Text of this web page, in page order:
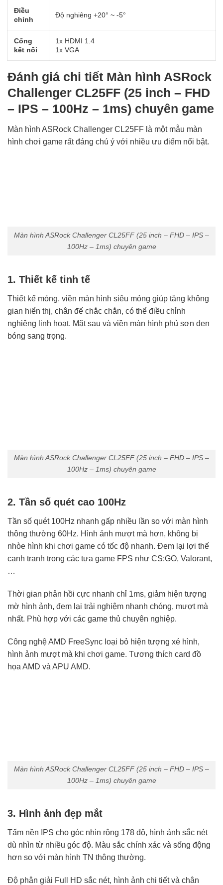
Điều
chỉnh
Độ nghiêng +20° ~ -5°
Cổng
kết nối
1x HDMI 1.4
1x VGA
Đánh giá chi tiết Màn hình ASRock
Challenger CL25FF (25 inch – FHD
– IPS – 100Hz – 1ms) chuyên game
Màn hình ASRock Challenger CL25FF là một mẫu màn
hình chơi game rất đáng chú ý với nhiều ưu điểm nổi bật.
Màn hình ASRock Challenger CL25FF (25 inch – FHD – IPS –
100Hz – 1ms) chuyên game
1. Thiết kế tinh tế
Thiết kế mỏng, viền màn hình siêu mỏng giúp tăng không
gian hiển thị, chân đế chắc chắn, có thể điều chỉnh
nghiêng linh hoạt. Mặt sau và viền màn hình phủ sơn đen
bóng sang trọng.
Màn hình ASRock Challenger CL25FF (25 inch – FHD – IPS –
100Hz – 1ms) chuyên game
2. Tần số quét cao 100Hz
Tần số quét 100Hz nhanh gấp nhiều lần so với màn hình
thông thường 60Hz. Hình ảnh mượt mà hơn, không bị
nhòe hình khi chơi game có tốc độ nhanh. Đem lại lợi thế
cạnh tranh trong các tựa game FPS như CS:GO, Valorant,
…
Thời gian phản hồi cực nhanh chỉ 1ms, giảm hiện tượng
mờ hình ảnh, đem lại trải nghiệm nhanh chóng, mượt mà
nhất. Phù hợp với các game thủ chuyên nghiệp.
Công nghệ AMD FreeSync loại bỏ hiện tượng xé hình,
hình ảnh mượt mà khi chơi game. Tương thích card đồ
họa AMD và APU AMD.
Màn hình ASRock Challenger CL25FF (25 inch – FHD – IPS –
100Hz – 1ms) chuyên game
3. Hình ảnh đẹp mắt
Tấm nền IPS cho góc nhìn rộng 178 độ, hình ảnh sắc nét
dù nhìn từ nhiều góc độ. Màu sắc chính xác và sống động
hơn so với màn hình TN thông thường.
Độ phân giải Full HD sắc nét, hình ảnh chi tiết và chân